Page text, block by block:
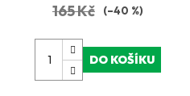
165 Kč (–40 %)
DO KOŠÍKU